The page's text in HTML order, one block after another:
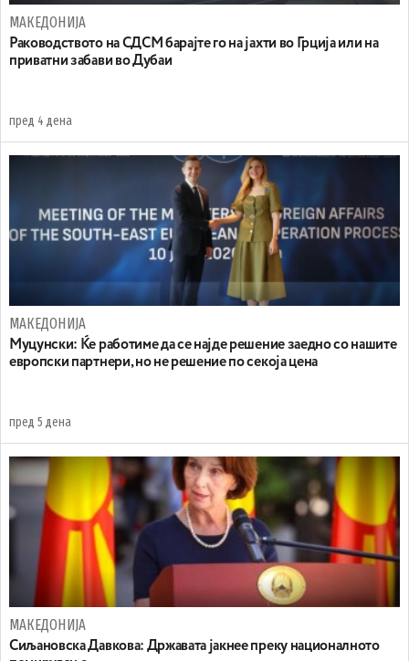
МАКЕДОНИЈА
Раководството на СДСМ барајте го на јахти во Грција или на
приватни забави во Дубаи
пред 4 дена
МАКЕДОНИЈА
Муцунски: Ќе работиме да се најде решение заедно со нашите
европски партнери, но не решение по секоја цена
пред 5 дена
МАКЕДОНИЈА
Сиљановска Давкова: Државата јакнее преку националното